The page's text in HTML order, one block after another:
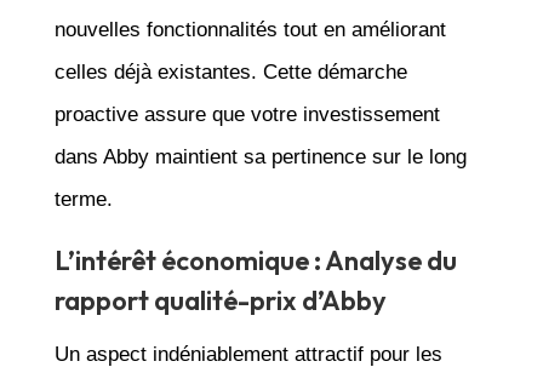
nouvelles fonctionnalités tout en améliorant
celles déjà existantes. Cette démarche
proactive assure que votre investissement
dans Abby maintient sa pertinence sur le long
terme.
L’intérêt économique : Analyse du
rapport qualité-prix d’Abby
Un aspect indéniablement attractif pour les